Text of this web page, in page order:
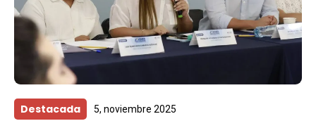
Destacada 5, noviembre 2025